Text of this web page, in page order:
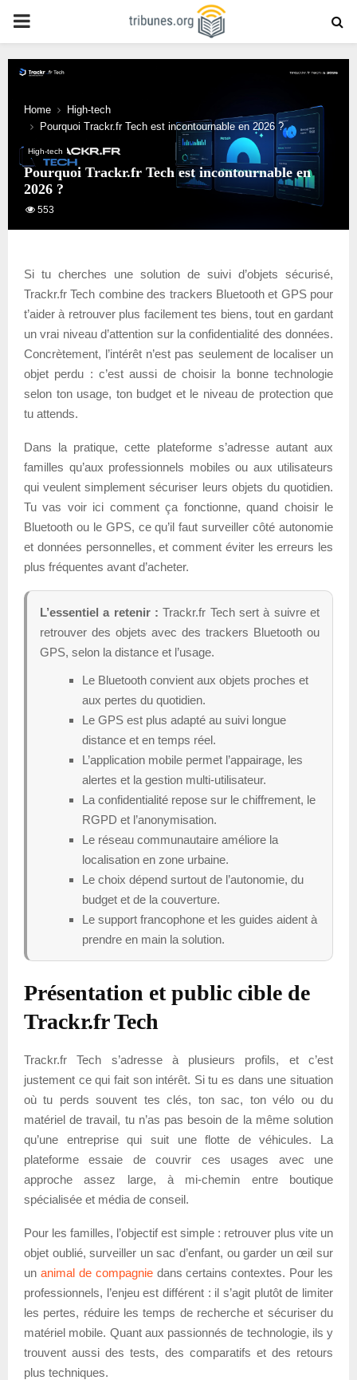
PRIMARY
MENU
Home
High-tech
Pourquoi Trackr.fr Tech est incontournable en 2026 ?
High-tech
Pourquoi Trackr.fr Tech est incontournable en
2026 ?
553
Si tu cherches une solution de suivi d’objets sécurisé,
Trackr.fr Tech combine des trackers Bluetooth et GPS pour
t’aider à retrouver plus facilement tes biens, tout en gardant
un vrai niveau d’attention sur la confidentialité des données.
Concrètement, l’intérêt n’est pas seulement de localiser un
objet perdu : c’est aussi de choisir la bonne technologie
selon ton usage, ton budget et le niveau de protection que
tu attends.
Dans la pratique, cette plateforme s’adresse autant aux
familles qu’aux professionnels mobiles ou aux utilisateurs
qui veulent simplement sécuriser leurs objets du quotidien.
Tu vas voir ici comment ça fonctionne, quand choisir le
Bluetooth ou le GPS, ce qu’il faut surveiller côté autonomie
et données personnelles, et comment éviter les erreurs les
plus fréquentes avant d’acheter.
L’essentiel a retenir : Trackr.fr Tech sert à suivre et
retrouver des objets avec des trackers Bluetooth ou
GPS, selon la distance et l’usage.
Le Bluetooth convient aux objets proches et
aux pertes du quotidien.
Le GPS est plus adapté au suivi longue
distance et en temps réel.
L’application mobile permet l’appairage, les
alertes et la gestion multi-utilisateur.
La confidentialité repose sur le chiffrement, le
RGPD et l’anonymisation.
Le réseau communautaire améliore la
localisation en zone urbaine.
Le choix dépend surtout de l’autonomie, du
budget et de la couverture.
Le support francophone et les guides aident à
prendre en main la solution.
Présentation et public cible de
Trackr.fr Tech
Trackr.fr Tech s’adresse à plusieurs profils, et c’est
justement ce qui fait son intérêt. Si tu es dans une situation
où tu perds souvent tes clés, ton sac, ton vélo ou du
matériel de travail, tu n’as pas besoin de la même solution
qu’une entreprise qui suit une flotte de véhicules. La
plateforme essaie de couvrir ces usages avec une
approche assez large, à mi-chemin entre boutique
spécialisée et média de conseil.
Pour les familles, l’objectif est simple : retrouver plus vite un
objet oublié, surveiller un sac d’enfant, ou garder un œil sur
un animal de compagniedans certains contextes. Pour les
professionnels, l’enjeu est différent : il s’agit plutôt de limiter
les pertes, réduire les temps de recherche et sécuriser du
matériel mobile. Quant aux passionnés de technologie, ils y
trouvent aussi des tests, des comparatifs et des retours
plus techniques.